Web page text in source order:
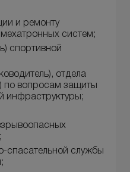
и ремонту
систем;
спортивной
отдела
по вопросам защиты
инфраструктуры;
спасательной службы